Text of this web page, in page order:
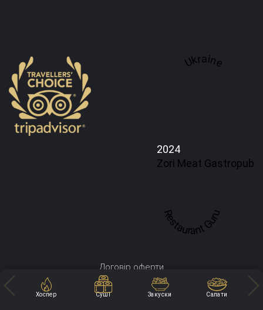
Хоспер Суші Закуски Салати
Ukraine
2024
Zori Meat Gastropub
Restaurant Guru
Договір оферти
Політика конфіденційності
Доставка і оплата